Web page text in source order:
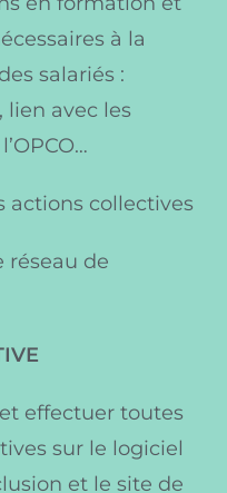
à la
salariés :
avec les
actions collectives
réseau de
effectuer toutes
sur le logiciel
et le site de